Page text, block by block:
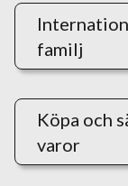
familj
Köpa och
varor